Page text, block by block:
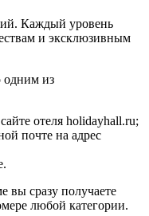
Каждый уровень
и эксклюзивным
одним из
отеля holidayhall.ru;
почте на адрес
вы сразу получаете
любой категории.